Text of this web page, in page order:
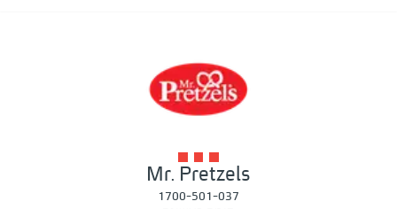
Mr. Pretzels
1700-501-037